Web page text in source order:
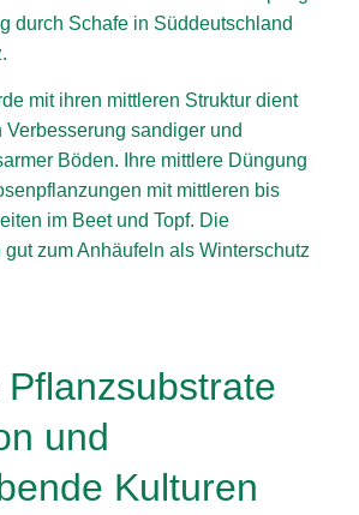
durch Schafe in Süddeutschland
mit ihren mittleren Struktur dient
sandiger und
Böden. Ihre mittlere Düngung
mit mittleren bis
im Beet und Topf. Die
gut zum Anhäufeln als Winterschutz
Pflanzsubstrate
und
Kulturen